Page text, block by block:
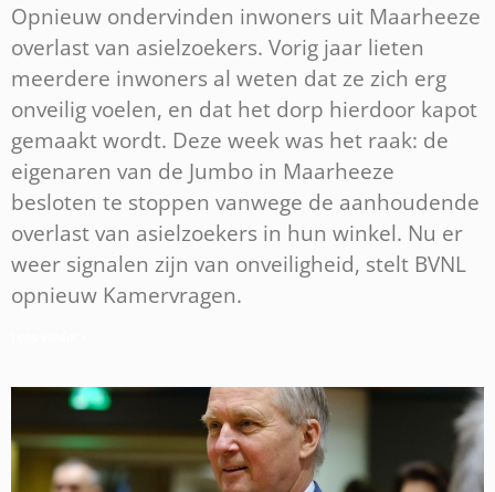
Opnieuw ondervinden inwoners uit Maarheeze
overlast van asielzoekers. Vorig jaar lieten
meerdere inwoners al weten dat ze zich erg
onveilig voelen, en dat het dorp hierdoor kapot
gemaakt wordt. Deze week was het raak: de
eigenaren van de Jumbo in Maarheeze
besloten te stoppen vanwege de aanhoudende
overlast van asielzoekers in hun winkel. Nu er
weer signalen zijn van onveiligheid, stelt BVNL
opnieuw Kamervragen.